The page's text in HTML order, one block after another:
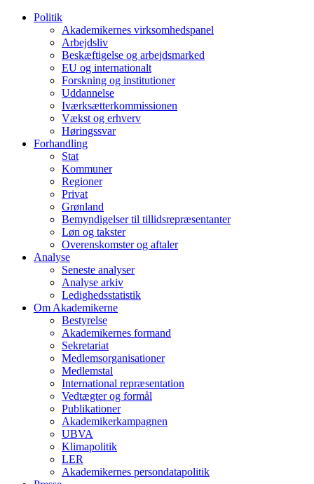
Politik
Akademikernes virksomhedspanel
Arbejdsliv
Beskæftigelse og arbejdsmarked
EU og internationalt
Forskning og institutioner
Uddannelse
Iværksætterkommissionen
Vækst og erhverv
Høringssvar
Forhandling
Stat
Kommuner
Regioner
Privat
Grønland
Bemyndigelser til tillidsrepræsentanter
Løn og takster
Overenskomster og aftaler
Analyse
Seneste analyser
Analyse arkiv
Ledighedsstatistik
Om Akademikerne
Bestyrelse
Akademikernes formand
Sekretariat
Medlemsorganisationer
Medlemstal
International repræsentation
Vedtægter og formål
Publikationer
Akademikerkampagnen
UBVA
Klimapolitik
LER
Akademikernes persondatapolitik